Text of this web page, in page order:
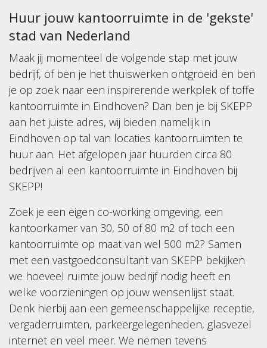
Huur jouw kantoorruimte in de 'gekste'
stad van Nederland
Maak jij momenteel de volgende stap met jouw
bedrijf, of ben je het thuiswerken ontgroeid en ben
je op zoek naar een inspirerende werkplek of toffe
kantoorruimte in Eindhoven? Dan ben je bij SKEPP
aan het juiste adres, wij bieden namelijk in
Eindhoven op tal van locaties kantoorruimten te
huur aan. Het afgelopen jaar huurden circa 80
bedrijven al een kantoorruimte in Eindhoven bij
SKEPP!
Zoek je een eigen co-working omgeving, een
kantoorkamer van 30, 50 of 80 m2 of toch een
kantoorruimte op maat van wel 500 m2? Samen
met een vastgoedconsultant van SKEPP bekijken
we hoeveel ruimte jouw bedrijf nodig heeft en
welke voorzieningen op jouw wensenlijst staat.
Denk hierbij aan een gemeenschappelijke receptie,
vergaderruimten, parkeergelegenheden, glasvezel
internet en veel meer. We nemen tevens